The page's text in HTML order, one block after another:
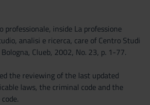
professionale, inside La professione
analisi e ricerca, care of Centro Studi
Clueb, 2002, No. 23, p. 1-77.
the reviewing of the last updated
laws, the criminal code and the